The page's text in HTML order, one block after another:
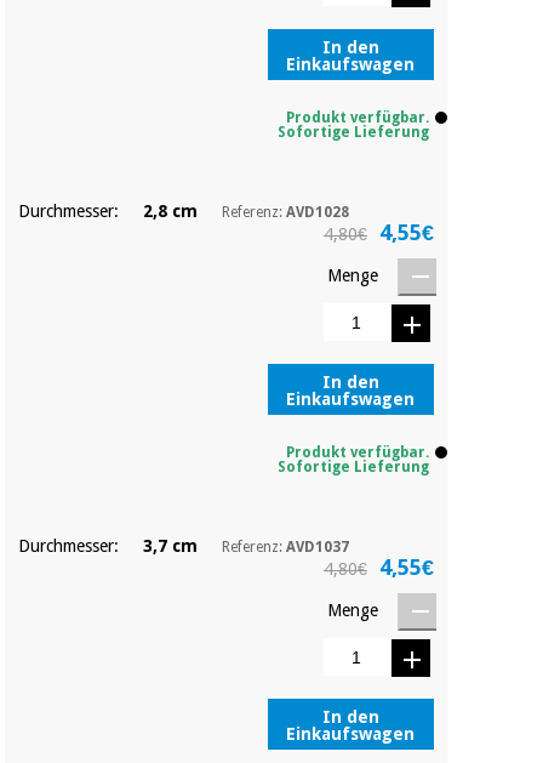
Sport
Chirurgische
In den
Einkaufswagen
Produkt verfügbar.
Sofortige Lieferung
Durchmesser: 2,8 cm Referenz:AVD1028
4,80€ 4,55€
Menge
In den
Einkaufswagen
Produkt verfügbar.
Sofortige Lieferung
Durchmesser: 3,7 cm Referenz:AVD1037
4,80€ 4,55€
Menge
In den
Einkaufswagen